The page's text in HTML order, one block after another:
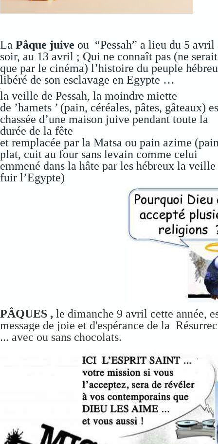
PÂQUES ,le dimanche 9 avril cette année,
message de joie et d'espérance de la
... avec ou sans chocolats.
La Pâque juive ou “Pessah” a lieu du 5 avril
soir, au 13 avril ; Qui ne connaît pas (ne
que par le cinéma) l’histoire du peuple hébreu
libéré de son esclavage en Egypte …
.
la veille de Pessah, la moindre miette
de ’hamets ’ (pain, céréales, pâtes, gâteaux)
chassée d’une maison juive pendant toute la
durée de la fête
et remplacée par la Matsa ou pain azime
plat, cuit au four sans levain comme celui
emmené dans la hâte par les hébreux la veille
fuir l’Egypte)